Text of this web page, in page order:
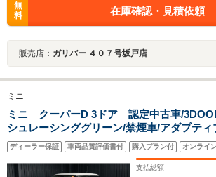
無
料
在庫確認・見積依頼
販売店： ガリバー ４０７号坂戸店
ミニ
ミニ クーパーD 3ドア 認定中古車/
シュレーシンググリーン/禁煙車/アダプティ
ントロール/衝突軽減ブレーキ/純正ナビゲー
ックカメラ
ディーラー保証 車両品質評価書付 購入プラン付 オンライ
支払総額